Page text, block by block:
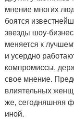
мнение многих
боятся
звезды шоу-
меняется к
и усердно
компромиссы,
свое мнение.
влиятельных
же, сегодняшняя
иной.